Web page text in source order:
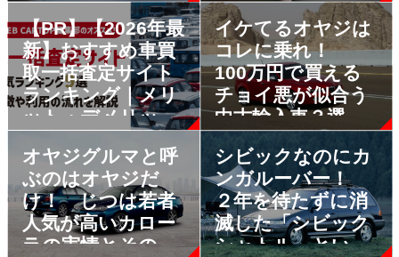
【PR】【2026年最
新】おすすめ車買
取一括査定サイト
ランキング｜メリ
ット・デメリット
イケてるオヤジは
コレに乗れ！
100万円で買える
チョイ悪が似合う
中古輸入車３選
オヤジグルマと呼
ぶのはオヤジだ
け！ じつは若者
人気が高いカロー
ラの実情とその理
シビックなのにカ
ンガルーバー！
２年を待たずに消
滅した「シビック
シャトル」という